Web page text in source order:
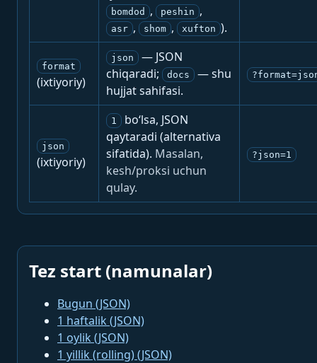
bomdod , peshin ,
asr , shom , xufton ).
format
(ixtiyoriy)
json
— JSON
chiqaradi;
docs
— shu
hujjat sahifasi.
json
(ixtiyoriy)
1
bo‘lsa, JSON
qaytaradi (alternativa
sifatida). Masalan,
kesh/proksi uchun
qulay.
?json=1
Tez start (namunalar)
Bugun (JSON)
1 haftalik (JSON)
1 oylik (JSON)
1 yillik (rolling) (JSON)